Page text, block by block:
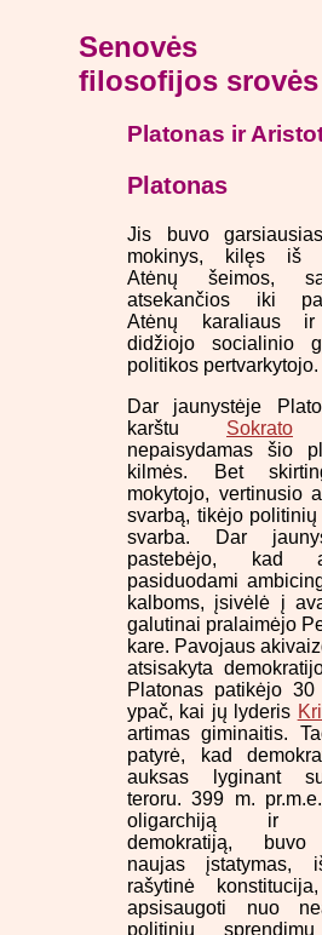
Senovės
filosofijos srovės
Platonas ir
Platonas
Jis buvo
mokinys, kilęs iš
Atėnų šeimos,
atsekančios iki
Atėnų karaliaus
didžiojo socialinio
politikos pertvarkytojo.
Dar jaunystėje
karštu Sokrato
nepaisydamas šio
kilmės. Bet
mokytojo, vertinusio
svarbą, tikėjo
svarba. Dar
pastebėjo, kad
pasiduodami
kalboms, įsivėlė į
galutinai pralaimėjo
kare. Pavojaus
atsisakyta
Platonas patikėjo
ypač, kai jų lyderis
artimas giminaitis.
patyrė, kad
auksas lyginant
teroru. 399 m.
oligarchiją ir
demokratiją, buvo
naujas įstatymas,
rašytinė
apsisaugoti nuo
politinių